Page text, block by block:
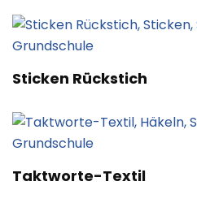
Sticken Rückstich
Taktworte-Textil